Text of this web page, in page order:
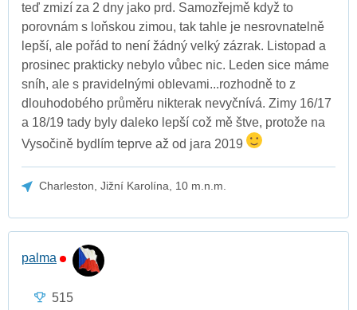
teď zmizí za 2 dny jako prd. Samozřejmě když to
porovnám s loňskou zimou, tak tahle je nesrovnatelně
lepší, ale pořád to není žádný velký zázrak. Listopad a
prosinec prakticky nebylo vůbec nic. Leden sice máme
sníh, ale s pravidelnými oblevami...rozhodně to z
dlouhodobého průměru nikterak nevyčnívá. Zimy 16/17
a 18/19 tady byly daleko lepší což mě štve, protože na
Vysočině bydlím teprve až od jara 2019
Charleston, Jižní Karolína, 10 m.n.m.
palma
515